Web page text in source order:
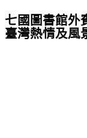
七國圖書館外
臺灣熱情及風